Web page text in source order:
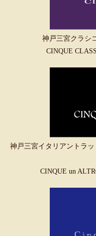
神戸三宮クラシ
CINQUE
神戸三宮イタリアントラ
CINQUE un